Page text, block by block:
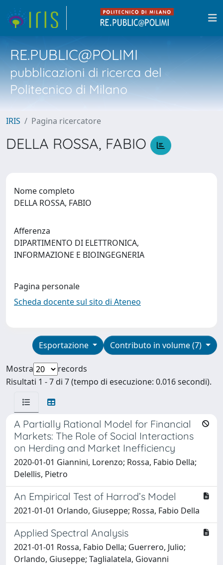
RE.PUBLIC@POLIMI
pubblicazioni di ricerca del
Politecnico di Milano
IRIS Pagina ricercatore
DELLA ROSSA, FABIO
Nome completo
DELLA ROSSA, FABIO
Afferenza
DIPARTIMENTO DI ELETTRONICA,
INFORMAZIONE E BIOINGEGNERIA
Pagina personale
Scheda docente sul sito di Ateneo
Contributo in volume (7)
Esportazione
Mostra
records
Risultati 1 - 7 di 7 (tempo di esecuzione: 0.016 secondi).
A Partially Rational Model for Financial
Markets: The Role of Social Interactions
on Herding and Market Inefficiency
2020-01-01 Giannini, Lorenzo; Rossa, Fabio Della;
Delellis, Pietro
An Empirical Test of Harrod’s Model
2021-01-01 Orlando, Giuseppe; Rossa, Fabio Della
Applied Spectral Analysis
2021-01-01 Rossa, Fabio Della; Guerrero, Julio;
Orlando, Giuseppe; Taglialatela, Giovanni